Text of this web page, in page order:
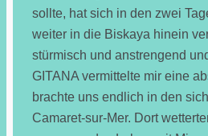
sollte, hat sich in den zwei
weiter in die Biskaya hinein
stürmisch und anstrengend
GITANA vermittelte mir eine
brachte uns endlich in den
Camaret-sur-Mer. Dort